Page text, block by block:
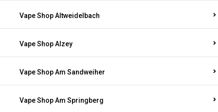
Vape Shop Altweidelbach
Vape Shop Alzey
Vape Shop Am Sandweiher
Vape Shop Am Springberg